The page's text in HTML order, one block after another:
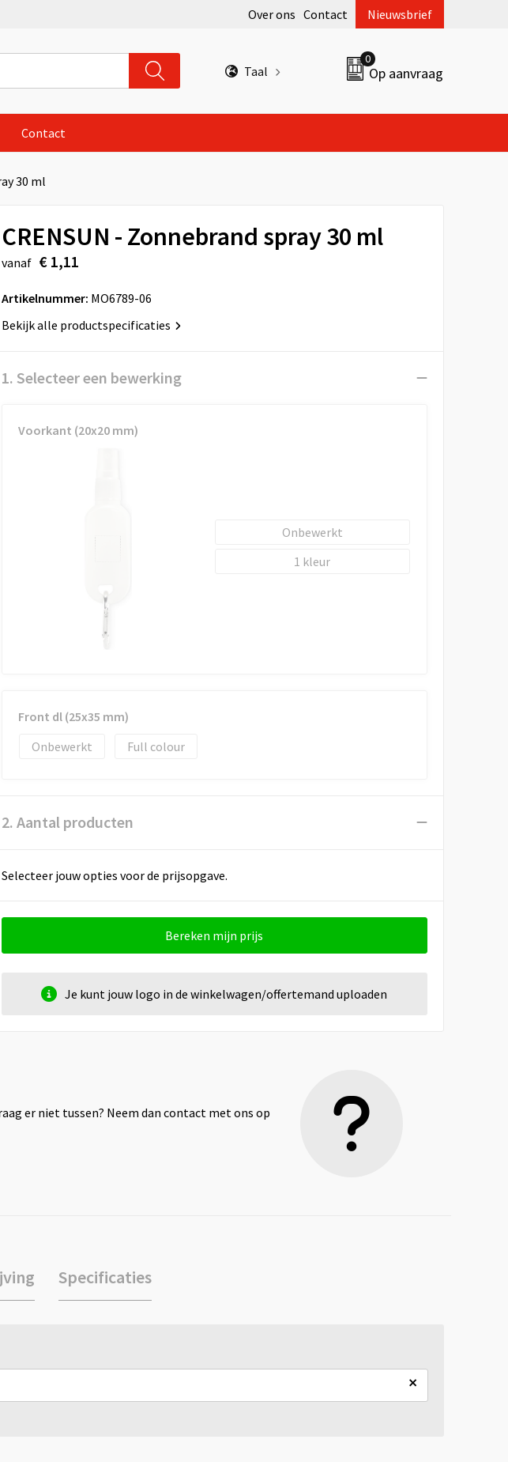
Over ons Contact Nieuwsbrief
Taal
0
Op aanvraag
Contact
30 ml
CRENSUN - Zonnebrand spray 30 ml
vanaf € 1,11
Artikelnummer: MO6789-06
Bekijk alle productspecificaties
1. Selecteer een bewerking
Voorkant (20x20 mm)
Onbewerkt
1
Front dl (25x35 mm)
Onbewerkt
Full colour
2. Aantal producten
Selecteer jouw opties voor de prijsopgave.
Bereken mijn prijs
Je kunt jouw logo in de winkelwagen/offertemand uploaden
er niet tussen? Neem dan contact met ons op
Specificaties
×